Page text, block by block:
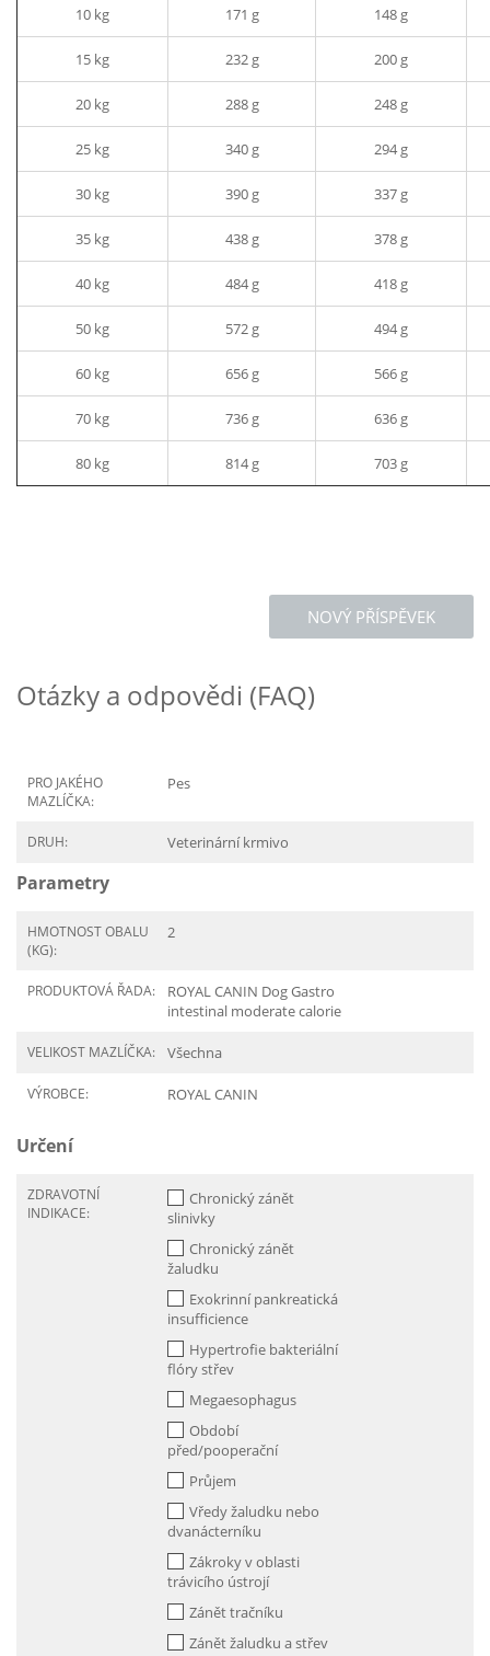
10 kg 171 g 148 g
15 kg 232 g 200 g
20 kg 288 g 248 g
25 kg 340 g 294 g
30 kg 390 g 337 g
35 kg 438 g 378 g
40 kg 484 g 418 g
50 kg 572 g 494 g
60 kg 656 g 566 g
70 kg 736 g 636 g
80 kg 814 g 703 g
NOVÝ PŘÍSPĚVEK
Otázky a odpovědi (FAQ)
PRO JAKÉHO
MAZLÍČKA:
Pes
DRUH: Veterinární krmivo
Parametry
HMOTNOST OBALU
(KG):
2
PRODUKTOVÁ ŘADA:
ROYAL CANIN Dog Gastro
intestinal moderate calorie
VELIKOST MAZLÍČKA: Všechna
VÝROBCE: ROYAL CANIN
Určení
ZDRAVOTNÍ
INDIKACE:
Chronický zánět
slinivky
Chronický zánět
žaludku
Exokrinní pankreatická
insufficience
Hypertrofie bakteriální
flóry střev
Megaesophagus
Období
před/pooperační
Průjem
Vředy žaludku nebo
dvanácterníku
Zákroky v oblasti
trávicího ústrojí
Zánět tračníku
Zánět žaludku a střev